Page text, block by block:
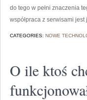
do tego w pełni znaczenia
współpraca z serwisami
CATEGORIES: NOWE
O ile ktoś